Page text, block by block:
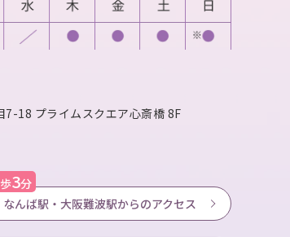
7-18 プライムスクエア心斎橋 8F
3分
なんば駅・大阪難波駅からのアクセス